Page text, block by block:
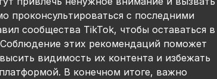
проконсультироваться с последними
сообщества TikTok, чтобы оставаться в
этих рекомендаций поможет
видимость их контента и избежать
В конечном итоге, важно